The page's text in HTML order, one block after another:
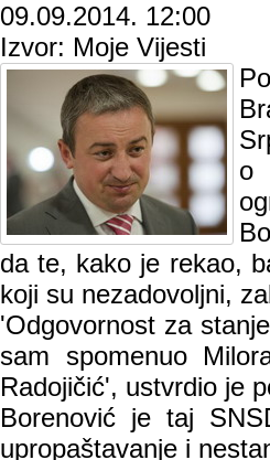
09.09.2014. 12:00
Izvor: Moje Vijesti
o
da te, kako je rekao,
koji su nezadovoljni,
'Odgovornost za
sam spomenuo
Radojičić', ustvrdio je
Borenović je taj
upropaštavanje i